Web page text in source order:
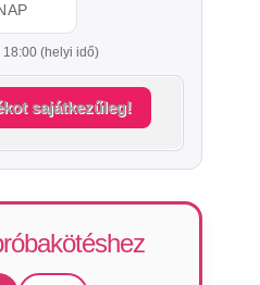
18:00 (helyi idő)
sajátkezűleg!